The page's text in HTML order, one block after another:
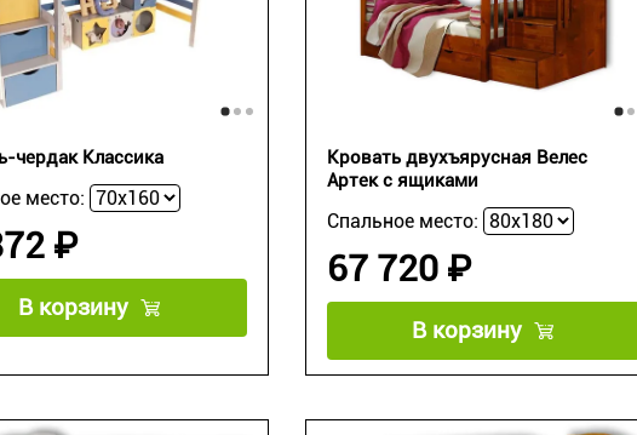
чердак Классика
место:
₽
В корзину
Кровать двухъярусная Велес
Артек с ящиками
Спальное место:
67 720 ₽
В корзину